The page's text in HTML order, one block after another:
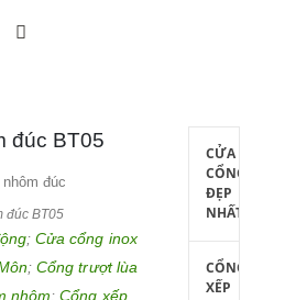
đúc BT05
đúc BT05
; Cửa cổng inox
;Cổng trượt lùa
nhôm;Cổng xếp
CỬA
CỔNG
ĐẸP
NHẤT
CỔNG
XẾP